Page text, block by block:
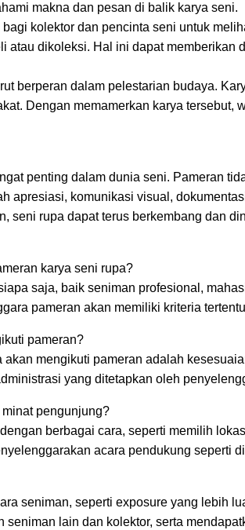
makna dan pesan di balik karya seni.
kolektor dan pencinta seni untuk
atau dikoleksi. Hal ini dapat memberikan
berperan dalam pelestarian budaya.
Dengan memamerkan karya tersebut,
penting dalam dunia seni. Pameran
apresiasi, komunikasi visual,
seni rupa dapat terus berkembang dan
karya seni rupa?
saja, baik seniman profesional,
pameran akan memiliki kriteria
pameran?
mengikuti pameran adalah
yang ditetapkan oleh
pengunjung?
berbagai cara, seperti memilih
acara pendukung seperti
seniman, seperti exposure yang lebih
lain dan kolektor, serta